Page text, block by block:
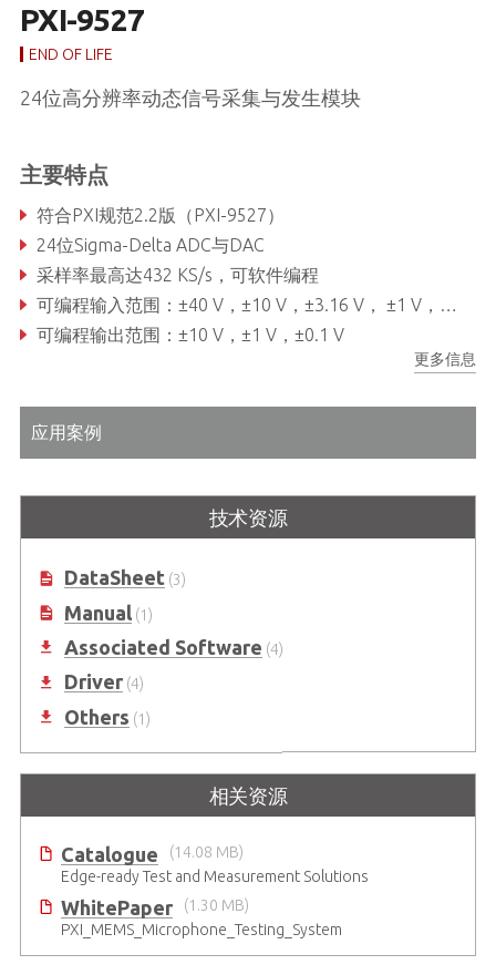
PXI-9527
END OF LIFE
24位高分辨率动态信号采集与发生模块
主要特点
符合PXI规范2.2版（PXI-9527）
24位Sigma-Delta ADC与DAC
采样率最高达432 KS/s，可软件编程
可编程输入范围：±40 V，±10 V，±3.16 V， ±1 V，±0.316 V
可编程输出范围：±10 V，±1 V，±0.1 V
更多信息
应用案例
技术资源
DataSheet(3)
Manual(1)
Associated Software (4)
Driver(4)
Others (1)
相关资源
Catalogue
(14.08 MB)
Edge-ready Test and Measurement Solutions
WhitePaper
(1.30 MB)
PXI_MEMS_Microphone_Testing_System